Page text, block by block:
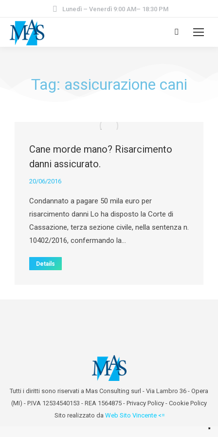
Lunedì – Venerdì 9:00 AM– 18:30 PM
Tag: assicurazione cani
Cane morde mano? Risarcimento
danni assicurato.
20/06/2016
Condannato a pagare 50 mila euro per
risarcimento danni Lo ha disposto la Corte di
Cassazione, terza sezione civile, nella sentenza n.
10402/2016, confermando la…
Details
Tutti i diritti sono riservati a Mas Consulting surl - Via Lambro 36 - Opera
(MI) - P.IVA 12534540153 - REA 1564875 - Privacy Policy - Cookie Policy
Sito realizzato da Web Sito Vincente <=